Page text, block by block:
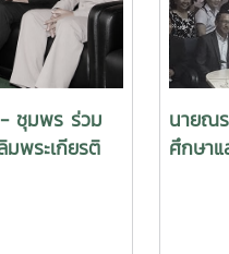
- ชุมพร ร่วม
มพระเกียรติ
นายณ
ศึกษา